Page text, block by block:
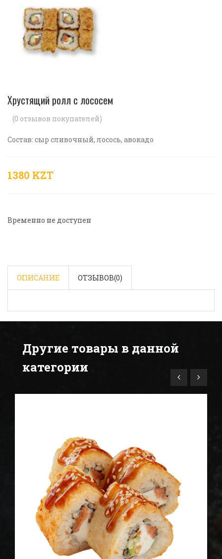
Хрустящий ролл с лососем
(0 отзывов покупателей)
Состав: сыр сливочный, лосось, авокадо
1380 KZT
Временно не доступен
ОПИСАНИЕ ОТЗЫВОВ(0)
Другие товары в данной
категории